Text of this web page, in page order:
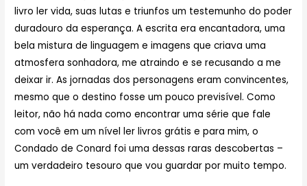
livro ler vida, suas lutas e triunfos um testemunho do poder
duradouro da esperança. A escrita era encantadora, uma
bela mistura de linguagem e imagens que criava uma
atmosfera sonhadora, me atraindo e se recusando a me
deixar ir. As jornadas dos personagens eram convincentes,
mesmo que o destino fosse um pouco previsível. Como
leitor, não há nada como encontrar uma série que fale
com você em um nível ler livros grátis e para mim, o
Condado de Conard foi uma dessas raras descobertas –
um verdadeiro tesouro que vou guardar por muito tempo.